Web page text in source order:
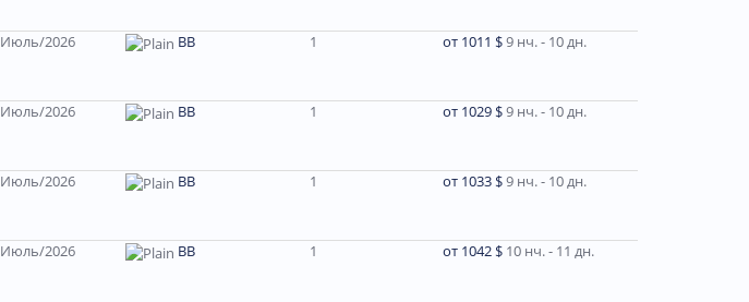
Июль/2026 ВВ 1 от 1011 $9 нч. - 10 дн.
Июль/2026 ВВ 1 от 1029 $9 нч. - 10 дн.
Июль/2026 ВВ 1 от 1033 $9 нч. - 10 дн.
Июль/2026 ВВ 1 от 1042 $ 10 нч. - 11 дн.